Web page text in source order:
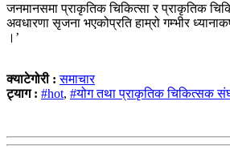
जनमानसमा प्राकृतिक चिकित्सा र प्राकृतिक
अवधारणा सृजना भएकोप्रति हाम्रो गम्भीर
।’
क्याटेगोरी :समाचार
ट्याग : #hot, #योग तथा प्राकृतिक चिकित्सक